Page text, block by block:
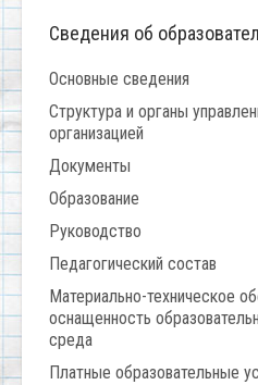
Сведения об
Основные сведения
Структура и органы
организацией
Документы
Образование
Руководство
Педагогический состав
Материально-техническое
оснащенность
среда
Платные образовательные